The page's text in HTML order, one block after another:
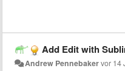
Add Edit with Sublime Text as a
Andrew Pennebakervor 14